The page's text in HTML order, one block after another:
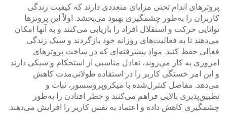
پروتزهای اندام تحتی مزایای متعددی دارند که کیفیت زندگی
کاربران را به‌طور چشمگیری بهبود می‌بخشد. اولاً این پروتزها
توانایی حرکت و استقلال افراد را بازیابی می‌کنند و به آنها امکان
می‌دهند تا به فعالیت‌های روزانه خود بازگردند و سبک زندگی
فعالی حفظ کنند. مواد پیشرفته‌ای که در ساخت پروتزهای
امروزی به کار می‌روند، تعادل مناسبی از استحکام و سبکی دارند
و این امر خستگی کاربر را در استفاده طولانی‌مدت کاهش
می‌دهد. مفاصل کنترل‌شده با میکروپروسسور، ثبات و
تطبیق‌پذیری بالایی فراهم می‌کنند و خطر افتادن را به‌طور
چشمگیری کاهش داده و اعتماد به نفس کاربر را افزایش می‌دهند.